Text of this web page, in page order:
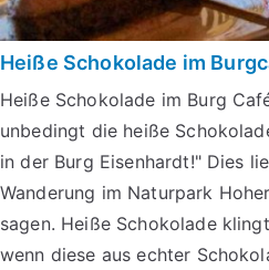
Heiße Schokolade im
Heiße Schokolade im Burg
unbedingt die heiße
in der Burg Eisenhardt!" Dies
Wanderung im Naturpark
sagen. Heiße Schokolade
wenn diese aus echter